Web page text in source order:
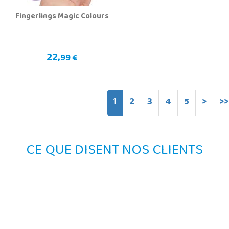
Fingerlings Magic Colours
22,99 €
1 2 3 4 5 > >>
CE QUE DISENT NOS CLIENTS